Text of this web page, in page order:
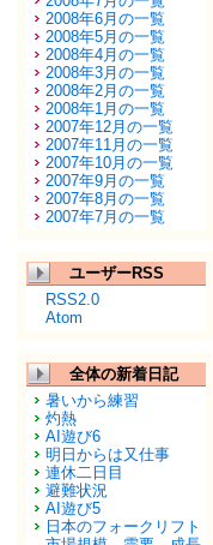
2008年6月の一覧
2008年5月の一覧
2008年4月の一覧
2008年3月の一覧
2008年2月の一覧
2008年1月の一覧
2007年12月の一覧
2007年11月の一覧
2007年10月の一覧
2007年9月の一覧
2007年8月の一覧
2007年7月の一覧
ユーザーRSS
RSS2.0
Atom
全体の新着日記
暑いから練習
灼熱
AI遊び6
明日からは又仕事
連休二日目
避難状況
AI遊び5
日本のフォークリフト